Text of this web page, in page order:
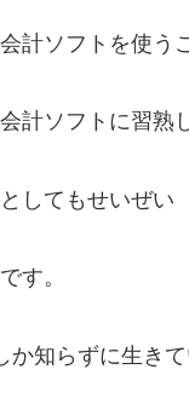
計ソフトを使う
計ソフトに習熟し
してもせいぜい
す。
か知らずに生き